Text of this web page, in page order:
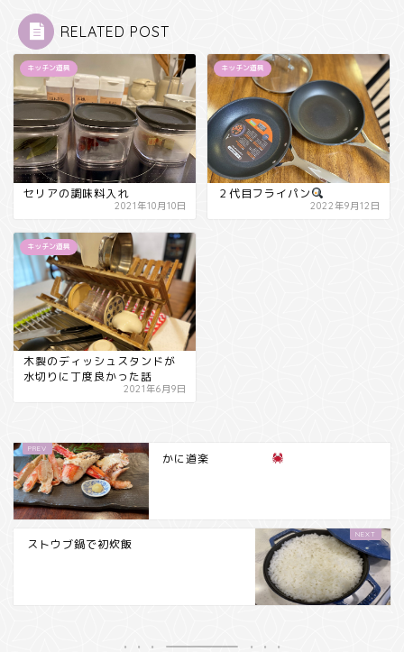
RELATED POST
キッチン道具
セリアの調味料入れ
2021年10月10日
キッチン道具
２代目フライパン
2022年9月12日
キッチン道具
木製のディッシュスタンドが
水切りに丁度良かった話
2021年6月9日
かに道楽
ストウブ鍋で初炊飯